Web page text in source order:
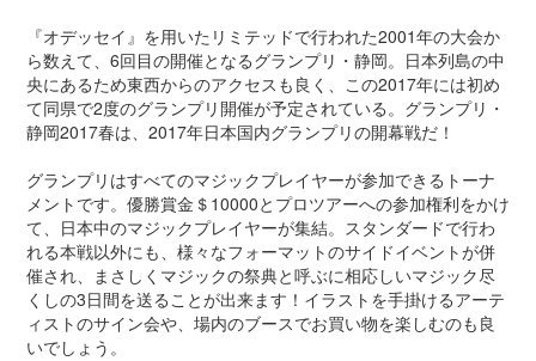
『オデッセイ』を用いたリミテッドで行われた2001年の大会か
ら数えて、6回目の開催となるグランプリ・静岡。日本列島の中
央にあるため東西からのアクセスも良く、この2017年には初め
て同県で2度のグランプリ開催が予定されている。グランプリ・
静岡2017春は、2017年日本国内グランプリの開幕戦だ！
グランプリはすべてのマジックプレイヤーが参加できるトーナ
メントです。優勝賞金＄10000とプロツアーへの参加権利をかけ
て、日本中のマジックプレイヤーが集結。スタンダードで行わ
れる本戦以外にも、様々なフォーマットのサイドイベントが併
催され、まさしくマジックの祭典と呼ぶに相応しいマジック尽
くしの3日間を送ることが出来ます！イラストを手掛けるアーテ
ィストのサイン会や、場内のブースでお買い物を楽しむのも良
いでしょう。